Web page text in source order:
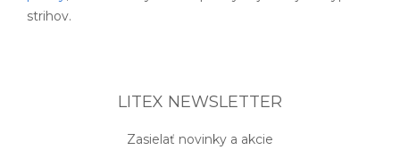
strihov.
LITEX NEWSLETTER
Zasielať novinky a akcie